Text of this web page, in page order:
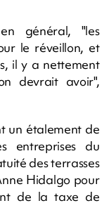
général, "les
le réveillon, et
il y a nettement
devrait avoir",
un étalement de
entreprises du
des terrasses
Hidalgo pour
de la taxe de